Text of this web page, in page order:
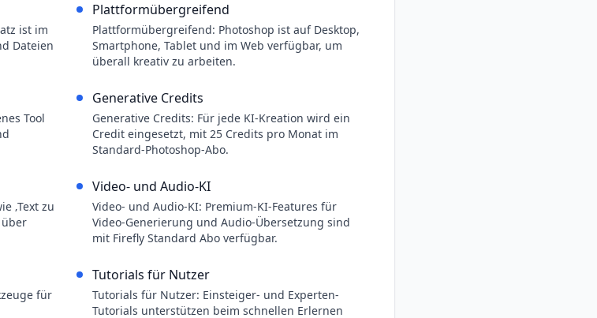
ist im
Dateien
Plattformübergreifend
Plattformübergreifend: Photoshop ist auf Desktop,
Smartphone, Tablet und im Web verfügbar, um
überall kreativ zu arbeiten.
Tool
Generative Credits
Generative Credits: Für jede KI-Kreation wird ein
Credit eingesetzt, mit 25 Credits pro Monat im
Standard-Photoshop-Abo.
‚Text zu
über
Video- und Audio-KI
Video- und Audio-KI: Premium-KI-Features für
Video-Generierung und Audio-Übersetzung sind
mit Firefly Standard Abo verfügbar.
für
Tutorials für Nutzer
Tutorials für Nutzer: Einsteiger- und Experten-
Tutorials unterstützen beim schnellen Erlernen